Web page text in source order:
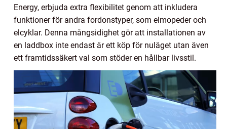
Energy, erbjuda extra flexibilitet genom att inkludera
funktioner för andra fordonstyper, som elmopeder och
elcyklar. Denna mångsidighet gör att installationen av
en laddbox inte endast är ett köp för nuläget utan även
ett framtidssäkert val som stöder en hållbar livsstil.